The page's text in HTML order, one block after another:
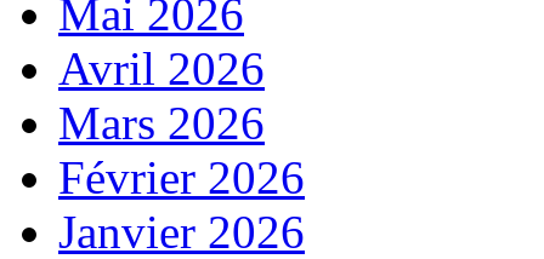
Mai 2026
Avril 2026
Mars 2026
Février 2026
Janvier 2026